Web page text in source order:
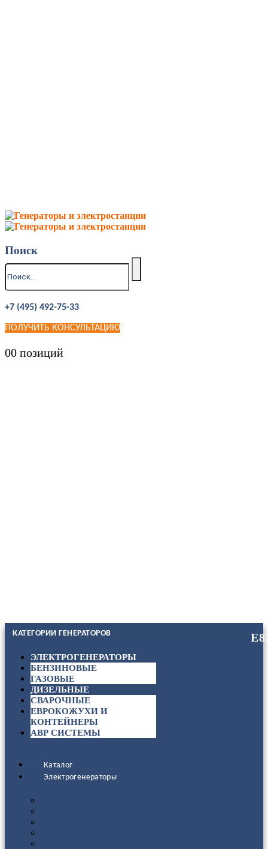
Поиск
+7 (495) 492-75-33
ПОЛУЧИТЬ КОНСУЛЬТАЦИЮ
00 позиций
КАТЕГОРИИ ГЕНЕРАТОРОВ
ЭЛЕКТРОГЕНЕРАТОРЫ
БЕНЗИНОВЫЕ
ГАЗОВЫЕ
ДИЗЕЛЬНЫЕ
СВАРОЧНЫЕ
ЕВРОКОЖУХИ И
КОНТЕЙНЕРЫ
АВР СИСТЕМЫ
Каталог
Электрогенераторы